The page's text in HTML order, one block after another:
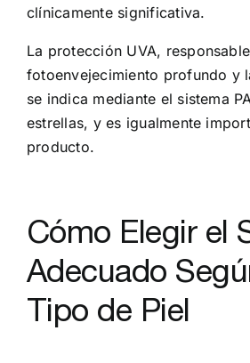
clínicamente significativa.
La protección UVA,
fotoenvejecimiento profundo y
se indica mediante el sistema
estrellas, y es igualmente
producto.
Cómo Elegir el
Adecuado
Tipo de Piel